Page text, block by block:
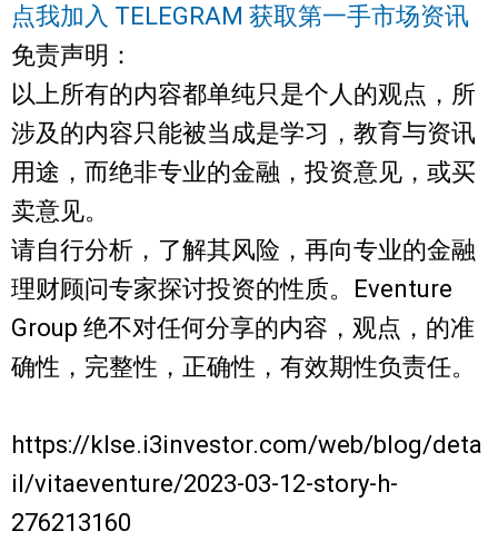
点我加入 TELEGRAM 获取第一手市场资讯
免责声明：
以上所有的内容都单纯只是个人的观点，所
涉及的内容只能被当成是学习，教育与资讯
用途，而绝非专业的金融，投资意见，或买
卖意见。
请自行分析，了解其风险，再向专业的金融
理财顾问专家探讨投资的性质。Eventure
Group 绝不对任何分享的内容，观点，的准
确性，完整性，正确性，有效期性负责任。
https://klse.i3investor.com/web/blog/deta
il/vitaeventure/2023-03-12-story-h-
276213160